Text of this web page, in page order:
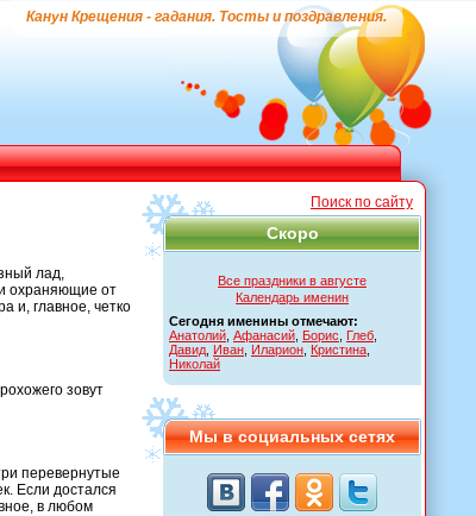
Канун Крещения - гадания. Тосты и поздравления.
Поиск по сайту
Скоро
Все праздники в августе
Календарь именин
Сегодня именины отмечают:
Анатолий Афанасий Борис Глеб
Давид Иван Иларион Кристина
Николай
Мы в социальных сетях
лад,
охраняющие от
и, главное, четко
зовут
перевернутые
Если достался
в любом